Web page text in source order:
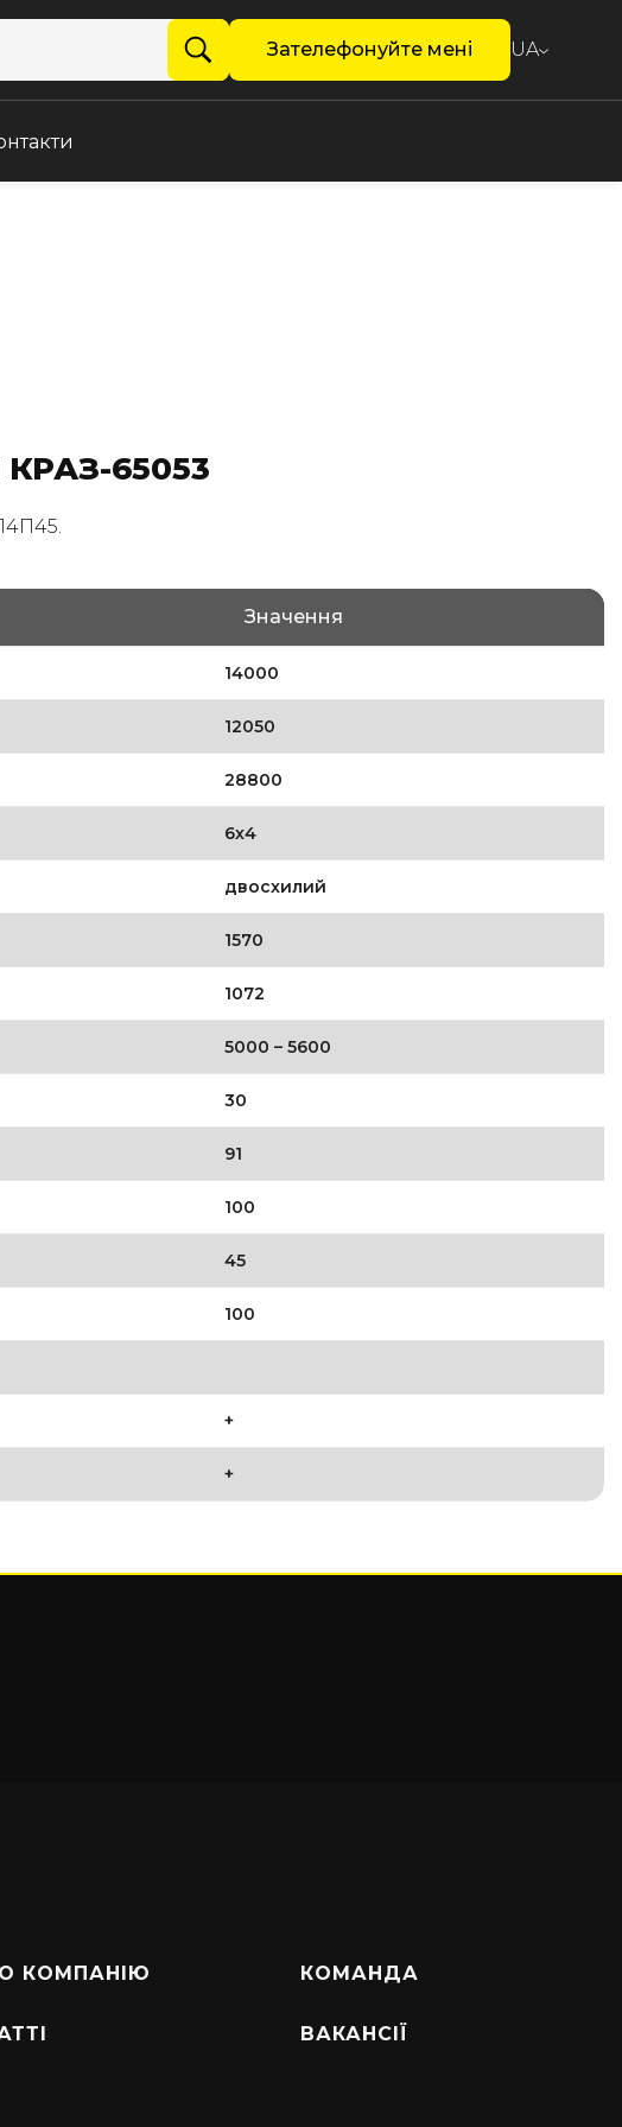
Зателефонуйте мені UA
65053
Значення
14000
12050
28800
6х4
двосхилий
1570
1072
5000 – 5600
30
91
100
45
100
+
+
КОМПАНІЮ КОМАНДА
ВАКАНСІЇ